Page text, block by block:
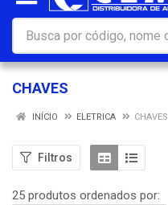
CHAVES
INÍCIO ELETRICA CHAVES
Filtros
25 produtos ordenados por: